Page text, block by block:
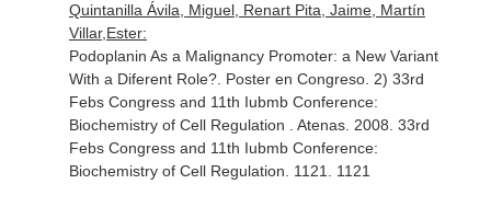
Quintanilla Ávila, Miguel, Renart Pita, Jaime, Martín
Villar,Ester:
Podoplanin As a Malignancy Promoter: a New Variant
With a Diferent Role?. Poster en Congreso. 2) 33rd
Febs Congress and 11th Iubmb Conference:
Biochemistry of Cell Regulation . Atenas. 2008. 33rd
Febs Congress and 11th Iubmb Conference:
Biochemistry of Cell Regulation. 1121. 1121